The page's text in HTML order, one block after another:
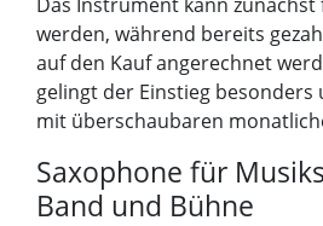
werden, während bereits
auf den Kauf angerechnet
gelingt der Einstieg
mit überschaubaren
Saxophone für
Band und Bühne